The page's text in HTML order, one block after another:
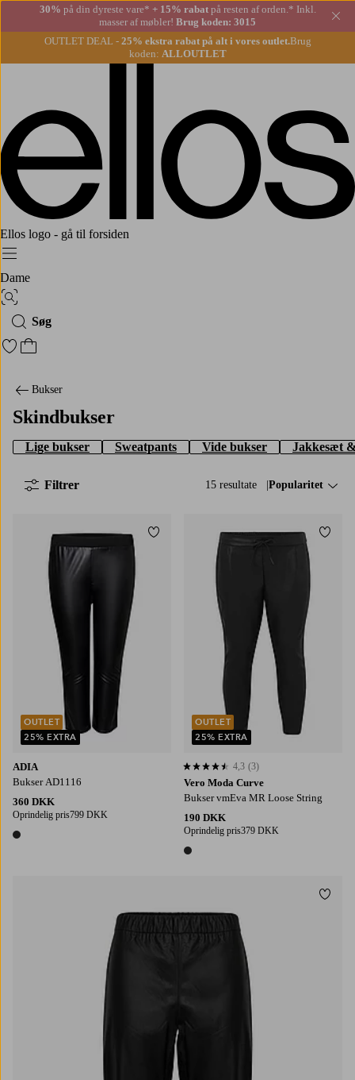
30% på din dyreste vare* + 15% rabatpå resten af orden.* Inkl.
masser af møbler! Brug koden: 3015
OUTLET DEAL - 25% ekstra rabat på alt i vores outlet.Brug
koden: ALLOUTLET
Ellos logo - gå til forsiden
Menu
Dame
Billedsøgning
Søg
Gå til favoritmarkerede produkter
Gå til indkøbskurven
Bukser
Skindbukser
Lige bukser Sweatpants Vide bukser Jakkesæt
15 resultate Sorter efter:
Popularitet
Filtrer
ADIA
Bukser AD1116
360 DKK
Oprindelig pris799 DKK
1 farve
OUTLET
25% EXTRA
Tilføj til favoritter
Vero Moda Curve
Bukser vmEva MR Loose String
190 DKK
Oprindelig pris379 DKK
1 farve
4,3 baseret på 3 bedømmelser
4,3 (3)
OUTLET
25% EXTRA